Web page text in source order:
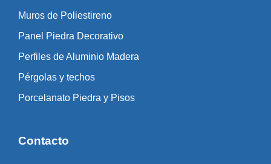
Muros de Poliestireno
Panel Piedra Decorativo
Perfiles de Aluminio Madera
Pérgolas y techos
Porcelanato Piedra y Pisos
Contacto